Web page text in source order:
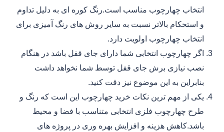
انتخاب چهارچوب مناسب است.رنگ کوره ای به دلیل تداوم
و استحکام بالاتر نسبت به سایر روش های رنگ آمیزی برای
انتخاب چهارچوب اولویت دارد.
اگر چهارچوب انتخابی شما دارای جای قفل باشد در هنگام
نصب نیازی برش جای قفل توسط شما نخواهد داشت
بنابراین به این موضوع نیز دقت کنید.
یکی از مهم ترین نکات خرید چهارچوب این است که رنگ و
طرح چهارچوب فلزی انتخابی متناسب با فضا و محیط
باشد.کاهش هزینه و افزایش بهره وری در پروژه های